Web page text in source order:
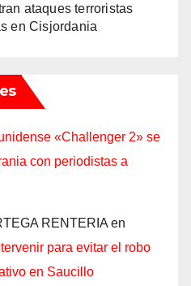
ataques terroristas
en Cisjordania
«Challenger 2» se
con periodistas a
RENTERIA en
para evitar el robo
en Saucillo